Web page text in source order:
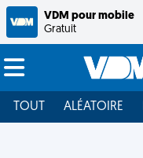
VDM pour mobile
Gratuit
TOUT ALÉATOIRE